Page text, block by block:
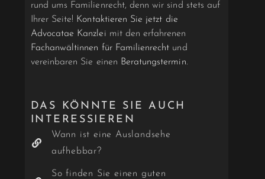
rund ums Familienrecht, denn wir sind stets auf
Ihrer Seite! Kontaktieren Sie jetzt die
Advocatae Kanzlei mit den erfahrenen
Fachanwältinnen für Familienrecht und
vereinbaren Sie einen Beratungstermin.
DAS KÖNNTE SIE AUCH
INTERESSIEREN
Wann ist eine Auslandsehe
aufhebbar?
So finden Sie einen guten